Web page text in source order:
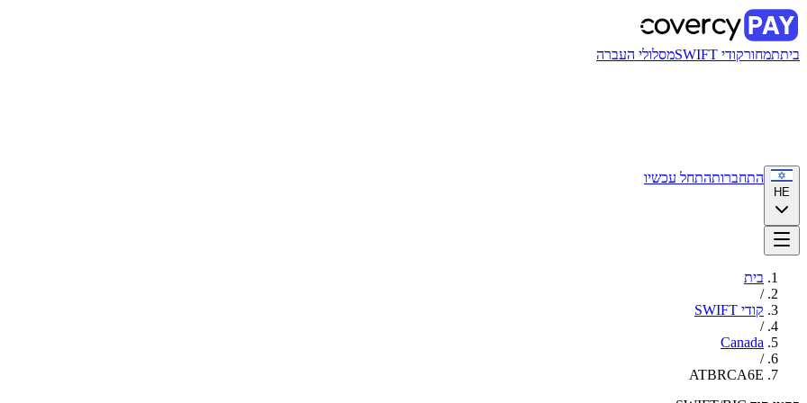
ביתתמחורקודי SWIFT מסלולי העברה
HE
התחברותהתחל עכשיו
בית
/
קודי SWIFT
/
Canada
/
ATBRCA6E